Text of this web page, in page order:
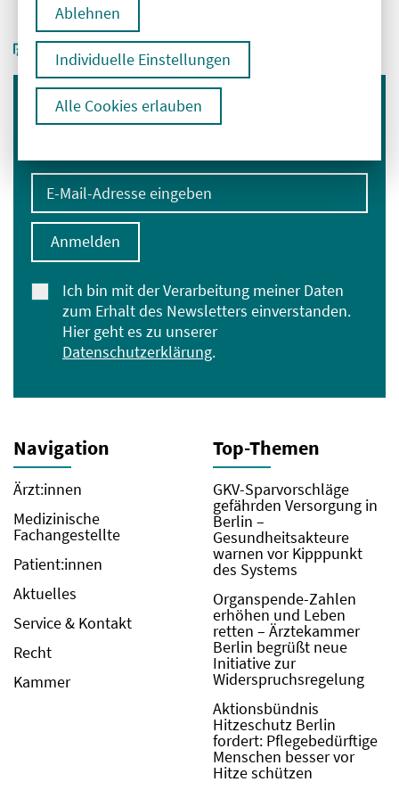
Ablehnen
Individuelle Einstellungen
Alle Cookies erlauben
Immer informiert bleiben
E-Mail-Adresse eingeben
Ich bin mit der Verarbeitung meiner Daten
zum Erhalt des Newsletters einverstanden.
Hier geht es zu unserer
Datenschutzerklärung.
Anmelden
Navigation
Ärzt:innen
Medizinische
Fachangestellte
Patient:innen
Aktuelles
Service & Kontakt
Recht
Kammer
Top-Themen
GKV-Sparvorschläge
gefährden Versorgung in
Berlin –
Gesundheitsakteure
warnen vor Kipppunkt
des Systems
Organspende-Zahlen
erhöhen und Leben
retten – Ärztekammer
Berlin begrüßt neue
Initiative zur
Widerspruchsregelung
Aktionsbündnis
Hitzeschutz Berlin
fordert: Pflegebedürftige
Menschen besser vor
Hitze schützen